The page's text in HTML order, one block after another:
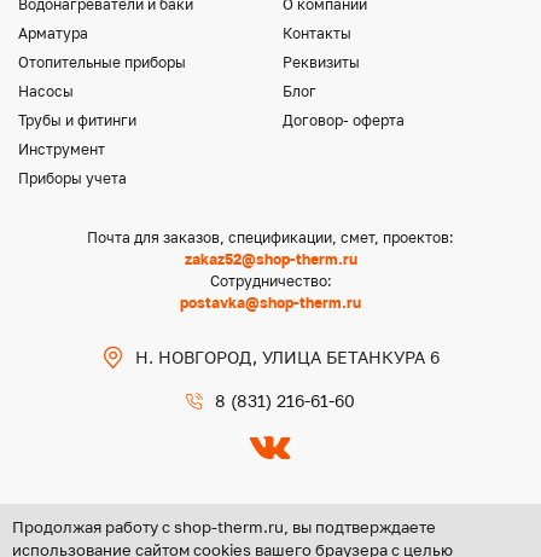
Водонагреватели и баки
Арматура
Отопительные приборы
Насосы
Трубы и фитинги
Инструмент
Приборы учета
О компании
Контакты
Реквизиты
Блог
Договор- оферта
Почта для заказов, спецификации, смет, проектов:
zakaz52@shop-therm.ru
Сотрудничество:
postavka@shop-therm.ru
Н. НОВГОРОД, УЛИЦА БЕТАНКУРА 6
8 (831) 216-61-60
Продолжая работу с shop-therm.ru, вы подтверждаете
использование сайтом cookies вашего браузера с целью